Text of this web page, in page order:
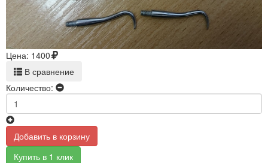
Цена: 1400
В сравнение
Количество:
Добавить в корзину
Купить в 1 клик